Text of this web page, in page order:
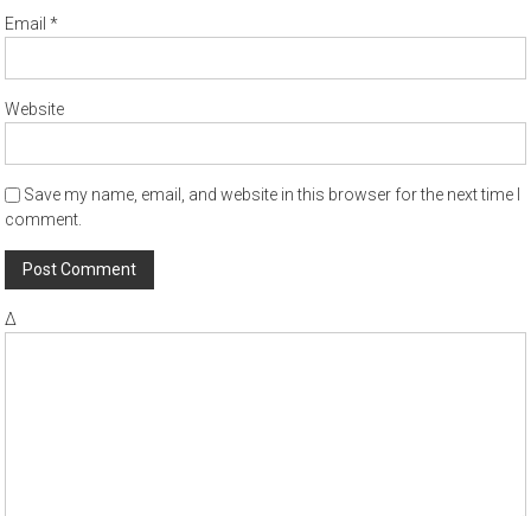
Email*
Website
Save my name, email, and website in this browser for the next time I
comment.
Δ